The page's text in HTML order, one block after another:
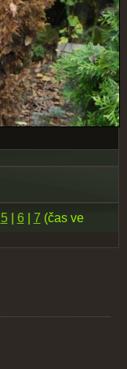
5| 6| 7 (čas ve